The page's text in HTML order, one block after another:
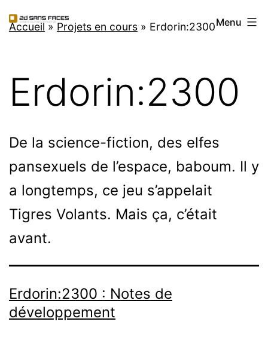
au
2d
Sans
Menu
Accueil»Projets en cours » Erdorin:2300
Erdorin:2300
De la science-fiction, des elfes
pansexuels de l’espace, baboum. Il y
a longtemps, ce jeu s’appelait
Tigres Volants. Mais ça, c’était
avant.
Erdorin:2300 : Notes de
développement